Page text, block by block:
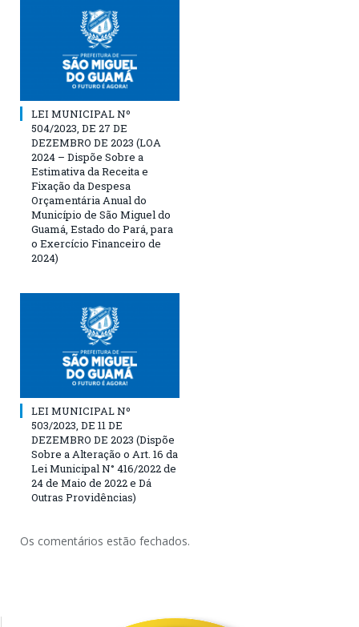
LEI MUNICIPAL Nº
504/2023, DE 27 DE
DEZEMBRO DE 2023 (LOA
2024 – Dispõe Sobre a
Estimativa da Receita e
Fixação da Despesa
Orçamentária Anual do
Município de São Miguel do
Guamá, Estado do Pará, para
o Exercício Financeiro de
2024)
LEI MUNICIPAL Nº
503/2023, DE 11 DE
DEZEMBRO DE 2023 (Dispõe
Sobre a Alteração o Art. 16 da
Lei Municipal N° 416/2022 de
24 de Maio de 2022 e Dá
Outras Providências)
Os comentários estão fechados.